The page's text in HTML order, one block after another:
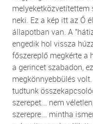
neki. Ez a kép itt az Ő
állapotban van. A
engedik hol vissza
főszereplő megkérte a
a gerincet szabadon,
megkönnyebbülés
tudtunk
szerepet... nem
szerepre... mintha